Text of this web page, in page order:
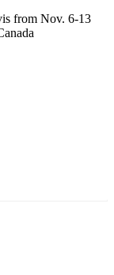
from Nov. 6-13